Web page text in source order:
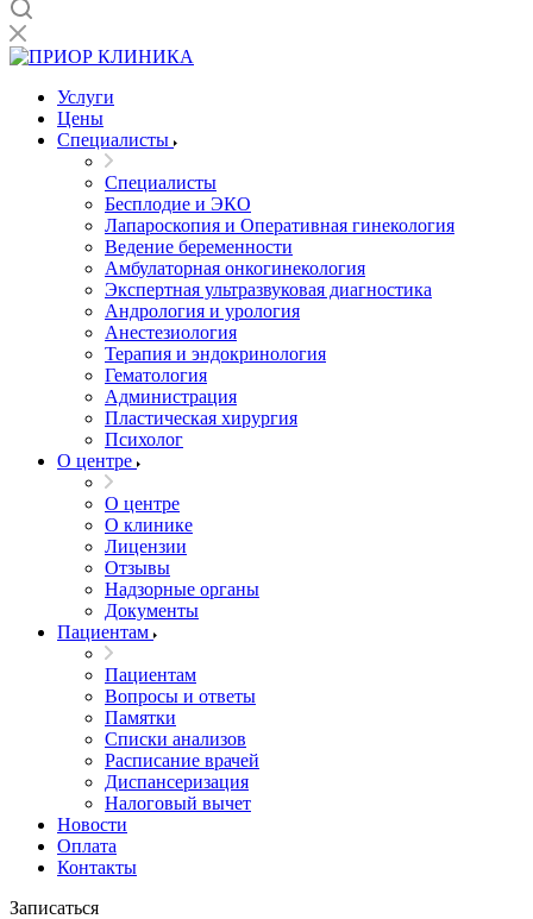
Услуги
Цены
Специалисты
Специалисты
Бесплодие и ЭКО
Лапароскопия и Оперативная гинекология
Ведение беременности
Амбулаторная онкогинекология
Экспертная ультразвуковая диагностика
Андрология и урология
Анестезиология
Терапия и эндокринология
Гематология
Администрация
Пластическая хирургия
Психолог
О центре
О центре
О клинике
Лицензии
Отзывы
Надзорные органы
Документы
Пациентам
Пациентам
Вопросы и ответы
Памятки
Списки анализов
Расписание врачей
Диспансеризация
Налоговый вычет
Новости
Оплата
Контакты
Записаться